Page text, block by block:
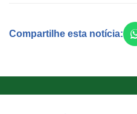
Compartilhe esta notícia: